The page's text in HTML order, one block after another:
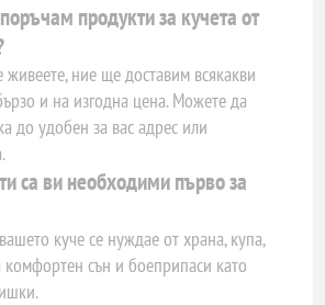
продукти за кучета от
ние ще доставим всякакви
и на изгодна цена. Можете да
до удобен за вас адрес или
са ви необходими първо за
куче се нуждае от храна, купа,
комфортен сън и боеприпаси като